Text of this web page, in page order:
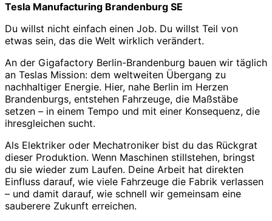
Tesla Manufacturing Brandenburg SE
Du willst nicht einfach einen Job. Du willst Teil von
etwas sein, das die Welt wirklich verändert.
An der Gigafactory Berlin-Brandenburg bauen wir täglich
an Teslas Mission: dem weltweiten Übergang zu
nachhaltiger Energie. Hier, nahe Berlin im Herzen
Brandenburgs, entstehen Fahrzeuge, die Maßstäbe
setzen – in einem Tempo und mit einer Konsequenz, die
ihresgleichen sucht.
Als Elektriker oder Mechatroniker bist du das Rückgrat
dieser Produktion. Wenn Maschinen stillstehen, bringst
du sie wieder zum Laufen. Deine Arbeit hat direkten
Einfluss darauf, wie viele Fahrzeuge die Fabrik verlassen
– und damit darauf, wie schnell wir gemeinsam eine
sauberere Zukunft erreichen.